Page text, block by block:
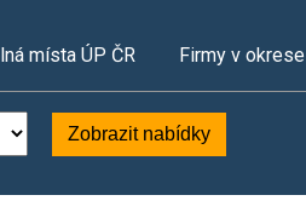
místa ÚP ČR Firmy v okrese
Zobrazit nabídky